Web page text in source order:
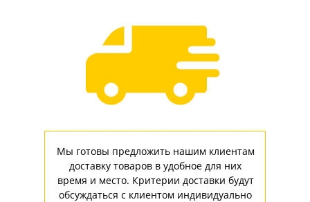
Мы готовы предложить нашим клиентам
доставку товаров в удобное для них
время и место. Критерии доставки будут
обсуждаться с клиентом индивидуально